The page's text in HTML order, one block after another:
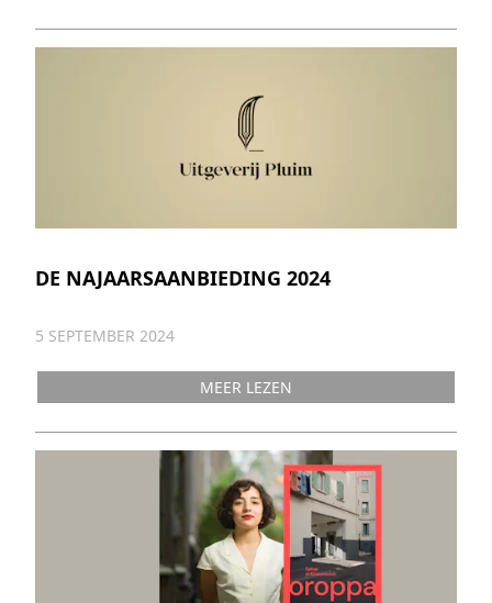
DE NAJAARSAANBIEDING 2024
5 SEPTEMBER 2024
MEER LEZEN